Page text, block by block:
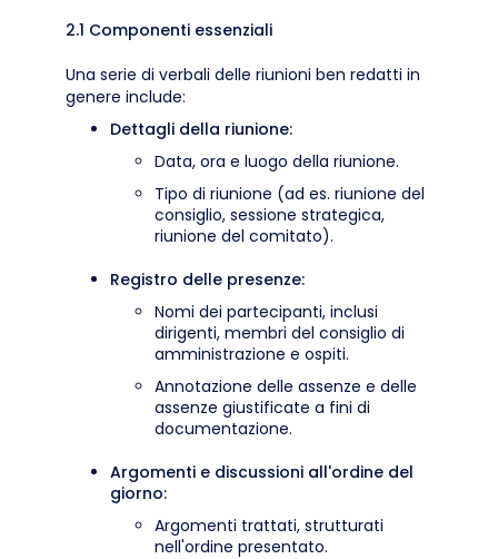
2.1 Componenti essenziali
Una serie di verbali delle riunioni ben redatti in
genere include:
Dettagli della riunione:
Data, ora e luogo della riunione.
Tipo di riunione (ad es. riunione del
consiglio, sessione strategica,
riunione del comitato).
Registro delle presenze:
Nomi dei partecipanti, inclusi
dirigenti, membri del consiglio di
amministrazione e ospiti.
Annotazione delle assenze e delle
assenze giustificate a fini di
documentazione.
Argomenti e discussioni all'ordine del
giorno:
Argomenti trattati, strutturati
nell'ordine presentato.